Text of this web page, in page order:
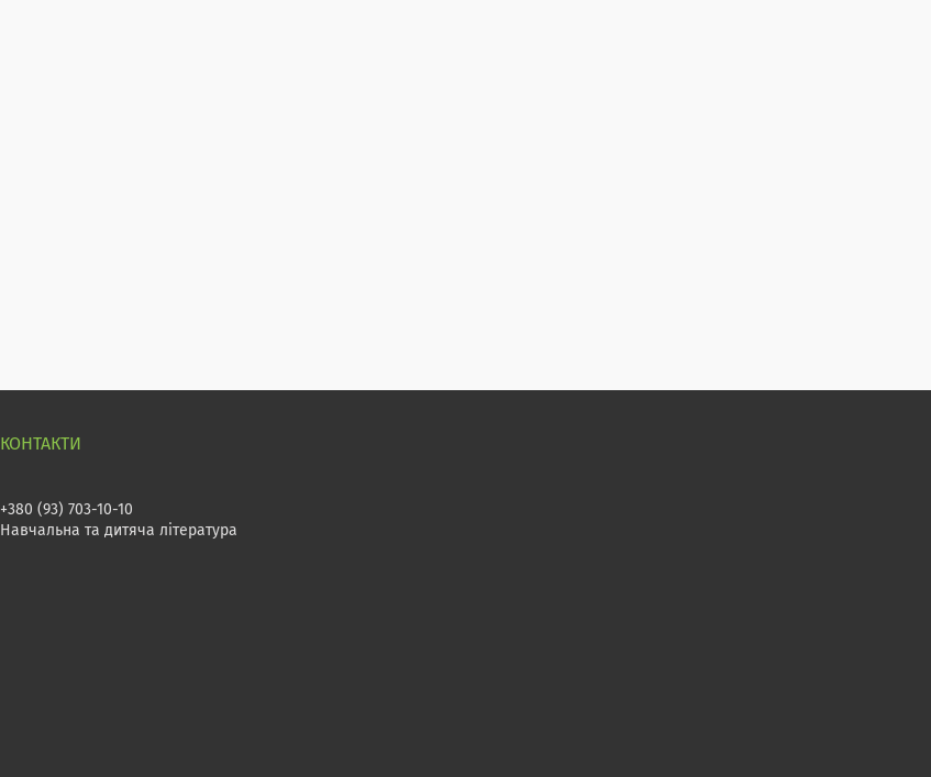
+380 (93) 703-10-10
Навчальна та дитяча література